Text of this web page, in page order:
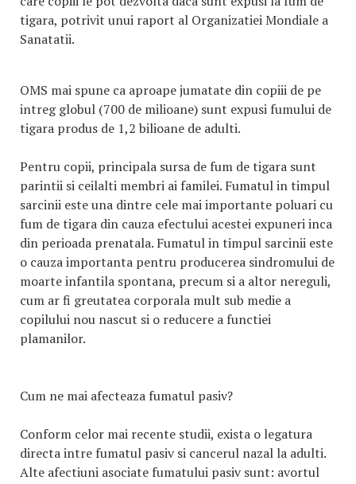
tigara, potrivit unui raport al Organizatiei Mondiale a
Sanatatii.
OMS mai spune ca aproape jumatate din copiii de pe
intreg globul (700 de milioane) sunt expusi fumului de
tigara produs de 1,2 bilioane de adulti.
Pentru copii, principala sursa de fum de tigara sunt
parintii si ceilalti membri ai familei. Fumatul in timpul
sarcinii este una dintre cele mai importante poluari cu
fum de tigara din cauza efectului acestei expuneri inca
din perioada prenatala. Fumatul in timpul sarcinii este
o cauza importanta pentru producerea sindromului de
moarte infantila spontana, precum si a altor nereguli,
cum ar fi greutatea corporala mult sub medie a
copilului nou nascut si o reducere a functiei
plamanilor.
Cum ne mai afecteaza fumatul pasiv?
Conform celor mai recente studii, exista o legatura
directa intre fumatul pasiv si cancerul nazal la adulti.
Alte afectiuni asociate fumatului pasiv sunt: avortul